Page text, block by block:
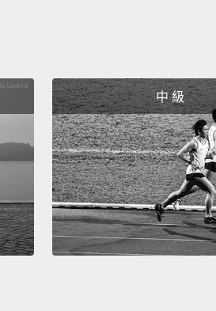
中 級